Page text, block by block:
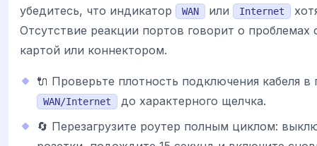
убедитесь, что индикатор
WAN или Internet
Отсутствие реакции портов говорит о проблемах
картой или коннектором.
🔌 Проверьте плотность подключения кабеля в
WAN/Internet
до характерного щелчка.
🔄 Перезагрузите роутер полным циклом: